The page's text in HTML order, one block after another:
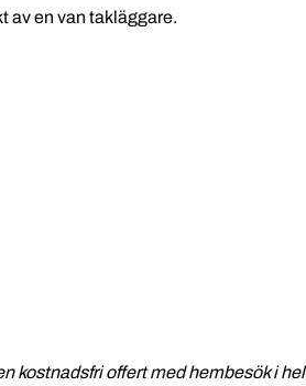
av en van takläggare.
kostnadsfri offert med hembesök i